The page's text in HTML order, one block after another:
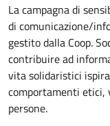
La campagna di
di comunicazione/
gestito dalla Coop.
contribuire ad
vita solidaristici
comportamenti etici,
persone.